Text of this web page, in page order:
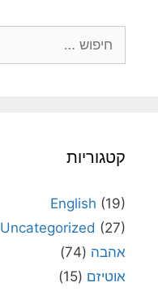
קטגוריות
English (19)
Uncategorized (27)
אהבה (74)
אוטיזם (15)